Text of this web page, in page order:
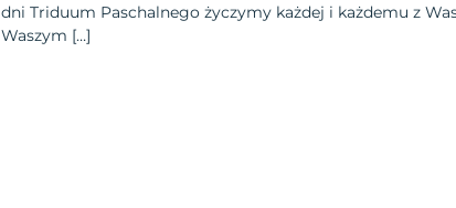
dni Triduum Paschalnego życzymy każdej i każdemu z
Waszym […]